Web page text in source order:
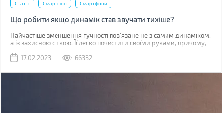
Статті Смартфон Смартфони
Що робити якщо динамік став звучати тихіше?
Найчастіше зменшення гучності пов'язане не з самим динаміком,
а із захисною сіткою. Її легко почистити своїми руками, причому,
17.02.2023
66332